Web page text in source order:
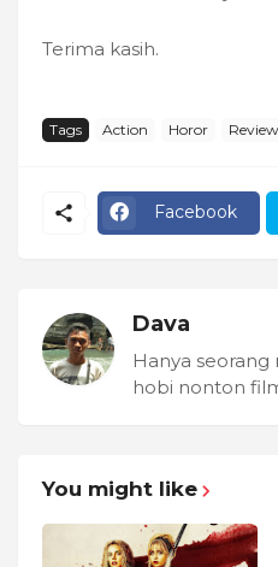
Terima kasih.
Tags Action Horor
Facebook
Dava
Hanya seorang
hobi nonton
You might like